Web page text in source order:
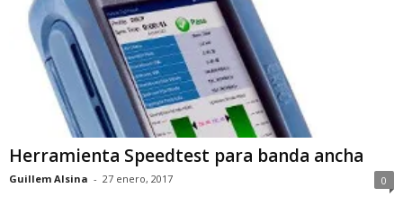
Herramienta Speedtest para banda ancha
Guillem Alsina - 27 enero, 2017 0